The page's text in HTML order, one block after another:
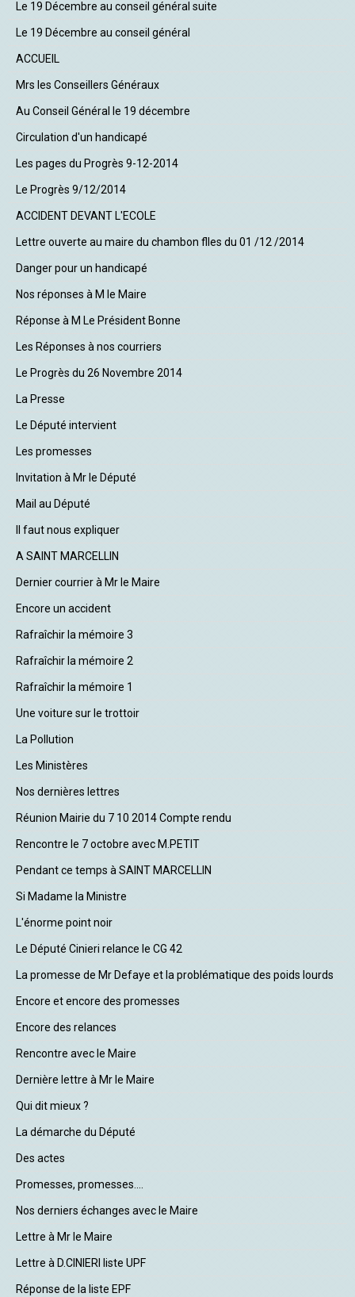
Le 19 Décembre au conseil général suite
Le 19 Décembre au conseil général
ACCUEIL
Mrs les Conseillers Généraux
Au Conseil Général le 19 décembre
Circulation d'un handicapé
Les pages du Progrès 9-12-2014
Le Progrès 9/12/2014
ACCIDENT DEVANT L'ECOLE
Lettre ouverte au maire du chambon flles du 01 /12 /2014
Danger pour un handicapé
Nos réponses à M le Maire
Réponse à M Le Président Bonne
Les Réponses à nos courriers
Le Progrès du 26 Novembre 2014
La Presse
Le Député intervient
Les promesses
Invitation à Mr le Député
Mail au Député
Il faut nous expliquer
A SAINT MARCELLIN
Dernier courrier à Mr le Maire
Encore un accident
Rafraîchir la mémoire 3
Rafraîchir la mémoire 2
Rafraîchir la mémoire 1
Une voiture sur le trottoir
La Pollution
Les Ministères
Nos dernières lettres
Réunion Mairie du 7 10 2014 Compte rendu
Rencontre le 7 octobre avec M.PETIT
Pendant ce temps à SAINT MARCELLIN
Si Madame la Ministre
L'énorme point noir
Le Député Cinieri relance le CG 42
La promesse de Mr Defaye et la problématique des poids lourds
Encore et encore des promesses
Encore des relances
Rencontre avec le Maire
Dernière lettre à Mr le Maire
Qui dit mieux ?
La démarche du Député
Des actes
Promesses, promesses....
Nos derniers échanges avec le Maire
Lettre à Mr le Maire
Lettre à D.CINIERI liste UPF
Réponse de la liste EPF